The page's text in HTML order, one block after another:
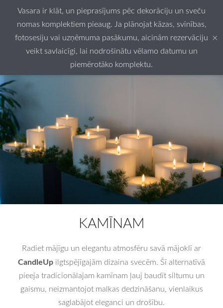
Vasara ir klāt, un pieprasījums pēc dekorāciju un sveču
nomas komplektiem pieaug. Ja plānojat kāzas, svinības,
fotosesiju vai uzņēmuma pasākumu, aicinām rezervāciju
veikt savlaicīgi, lai nodrošinātu vēlamo datumu un
piemērotāko komplektu.
×
KAMĪNAM
Radiet mājīgu un elegantu atmosfēru savā mājoklī ar
CandleUp ilgtspējīgajām dizaina svecēm. Šī alternatīvā
pieeja tradicionālajam kamīnam ļauj baudīt siltumu un
gaismu, neizmantojot malkas dedzināšanu, vienlaikus
saglabājot eleganci un drošību.